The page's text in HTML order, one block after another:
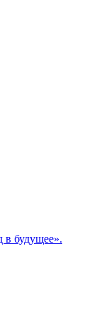
в будущее».